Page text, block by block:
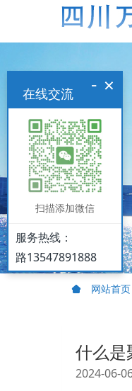
网站首页
什么是
2024-06-
×
-
在线交流
扫描添加微信
服务热线：
路13547891888